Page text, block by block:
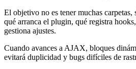
El objetivo no es tener muchas carpetas,
qué arranca el plugin, qué registra
gestiona ajustes.
Cuando avances a AJAX, bloques
evitará duplicidad y bugs difíciles de